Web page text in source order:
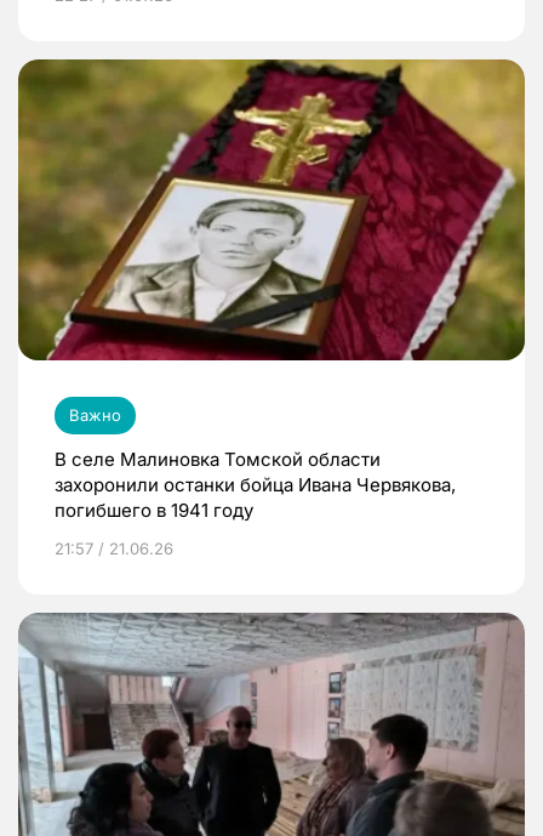
Важно
В селе Малиновка Томской области
захоронили останки бойца Ивана Червякова,
погибшего в 1941 году
21:57 / 21.06.26